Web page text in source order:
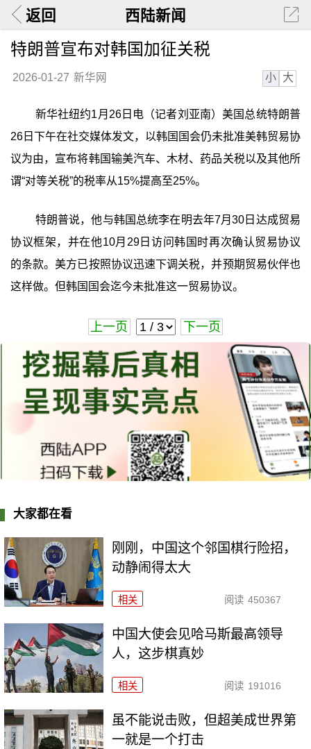
返回 西陆新闻
特朗普宣布对韩国加征关税
2026-01-27 新华网 小 大
新华社纽约1月26日电（记者刘亚南）美国总统特朗普
26日下午在社交媒体发文，以韩国国会仍未批准美韩贸易协
议为由，宣布将韩国输美汽车、木材、药品关税以及其他所
谓“对等关税”的税率从15%提高至25%。
特朗普说，他与韩国总统李在明去年7月30日达成贸易
协议框架，并在他10月29日访问韩国时再次确认贸易协议
的条款。美方已按照协议迅速下调关税，并预期贸易伙伴也
这样做。但韩国国会迄今未批准这一贸易协议。
上一页 下一页
大家都在看
刚刚，中国这个邻国棋行险招，
动静闹得太大
相关 阅读 450367
中国大使会见哈马斯最高领导
人，这步棋真妙
相关 阅读 191016
虽不能说击败，但超美成世界第
一就是一个打击